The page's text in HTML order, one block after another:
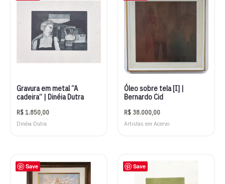
Gravura em metal “A
cadeira” | Dinéia Dutra
R$1.850,00
Dinéia Dutra
Óleo sobre tela [I] |
Bernardo Cid
R$ 38.000,00
Artistas em Acervo
Save Save